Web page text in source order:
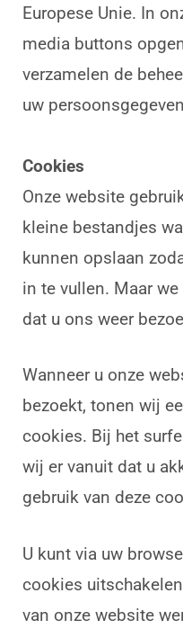
Europese Unie. In
media buttons
verzamelen de
uw
Cookies
Onze website
kleine bestandjes
kunnen opslaan
in te vullen. Maar
dat u ons weer
Wanneer u onze
bezoekt, tonen wij
cookies. Bij het
wij er vanuit dat u
gebruik van deze
U kunt via uw
cookies
van onze website